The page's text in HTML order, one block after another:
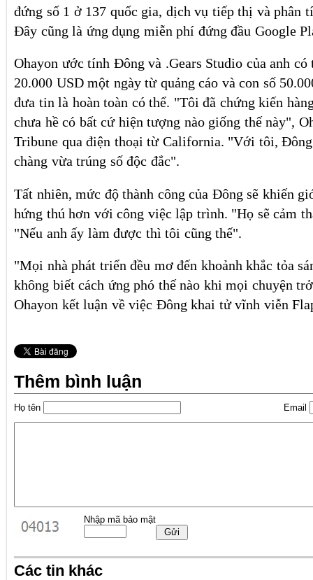
đứng số 1 ở 137 quốc gia, dịch vụ tiếp thị và phân
Đây cũng là ứng dụng miễn phí đứng đầu Google
Ohayon ước tính Đông và .Gears Studio của anh
20.000 USD một ngày từ quảng cáo và con số
đưa tin là hoàn toàn có thể. "Tôi đã chứng kiến
chưa hề có bất cứ hiện tượng nào giống thế này",
Tribune qua điện thoại từ California. "Với tôi,
chàng vừa trúng số độc đắc".
Tất nhiên, mức độ thành công của Đông sẽ khiến
hứng thú hơn với công việc lập trình. "Họ sẽ cảm
"Nếu anh ấy làm được thì tôi cũng thế".
"Mọi nhà phát triển đều mơ đến khoảnh khắc tỏa
không biết cách ứng phó thế nào khi mọi chuyện
Ohayon kết luận về việc Đông khai tử vĩnh viễn
Thêm bình luận
Họ tên Email
Nhập mã bảo mật
Các tin khác